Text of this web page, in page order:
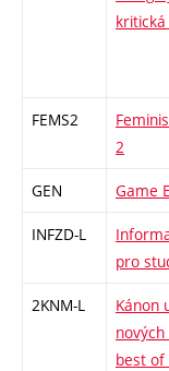
FEMS2
2
GEN Game
INFZD-L
pro
2KNM-L
Kánon
best of